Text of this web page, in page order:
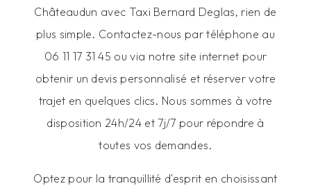
Châteaudun avec Taxi Bernard Deglas, rien de
plus simple. Contactez-nous par téléphone au
06 11 17 31 45 ou via notre site internet pour
obtenir un devis personnalisé et réserver votre
trajet en quelques clics. Nous sommes à votre
disposition 24h/24 et 7j/7 pour répondre à
toutes vos demandes.
Optez pour la tranquillité d'esprit en choisissant